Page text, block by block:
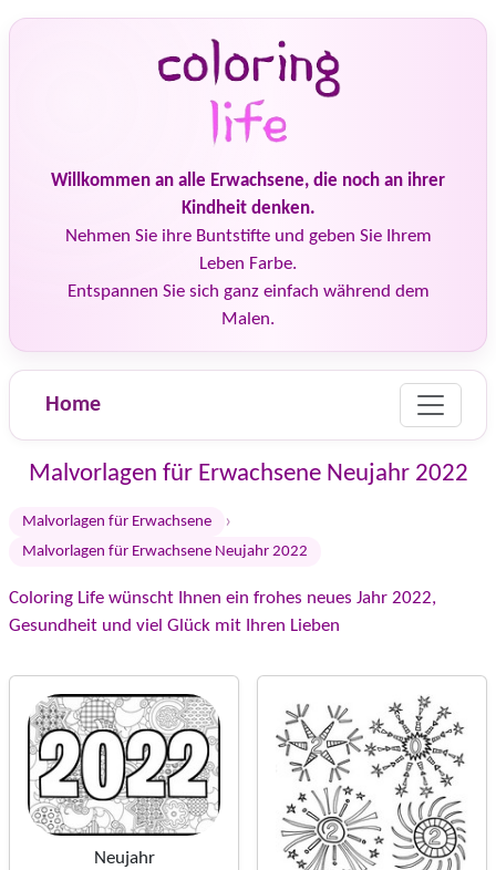
Willkommen an alle Erwachsene, die noch an ihrer
Kindheit denken.
Nehmen Sie ihre Buntstifte und geben Sie Ihrem
Leben Farbe.
Entspannen Sie sich ganz einfach während dem
Malen.
Home
Malvorlagen für Erwachsene Neujahr 2022
Malvorlagen für Erwachsene ›
Malvorlagen für Erwachsene Neujahr 2022
Coloring Life wünscht Ihnen ein frohes neues Jahr 2022,
Gesundheit und viel Glück mit Ihren Lieben
Neujahr